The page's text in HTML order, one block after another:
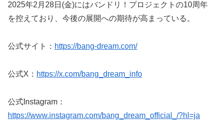
2025年2月28日(金)にはバンドリ！プロジェクトの10周年
を控えており、今後の展開への期待が高まっている。
公式サイト： https://bang-dream.com/
公式X： https://x.com/bang_dream_info
公式Instagram：
https://www.instagram.com/bang_dream_official_/?hl=ja